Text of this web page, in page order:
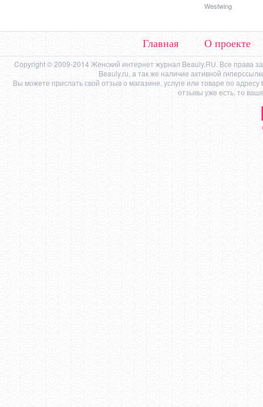
Westwing
Главная О проекте
Copyright © 2009-2014 Женский интернет журнал Beauly.RU. Все права
Beauly.ru, а так же наличие активной
Вы можете прислать свой отзыв о магазине, услуге или товаре по адресу
отзывы уже есть, то